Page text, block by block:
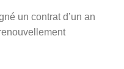
un contrat d’un an